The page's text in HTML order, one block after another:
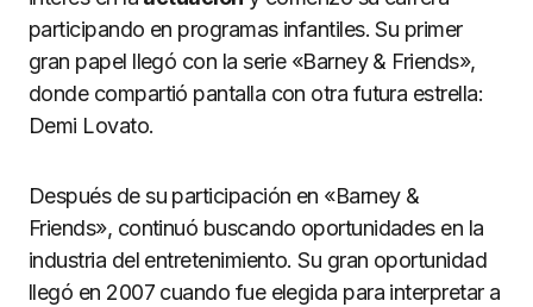
participando en programas infantiles. Su primer
gran papel llegó con la serie «Barney & Friends»,
donde compartió pantalla con otra futura estrella:
Demi Lovato.
Después de su participación en «Barney &
Friends», continuó buscando oportunidades en la
industria del entretenimiento. Su gran oportunidad
llegó en 2007 cuando fue elegida para interpretar a